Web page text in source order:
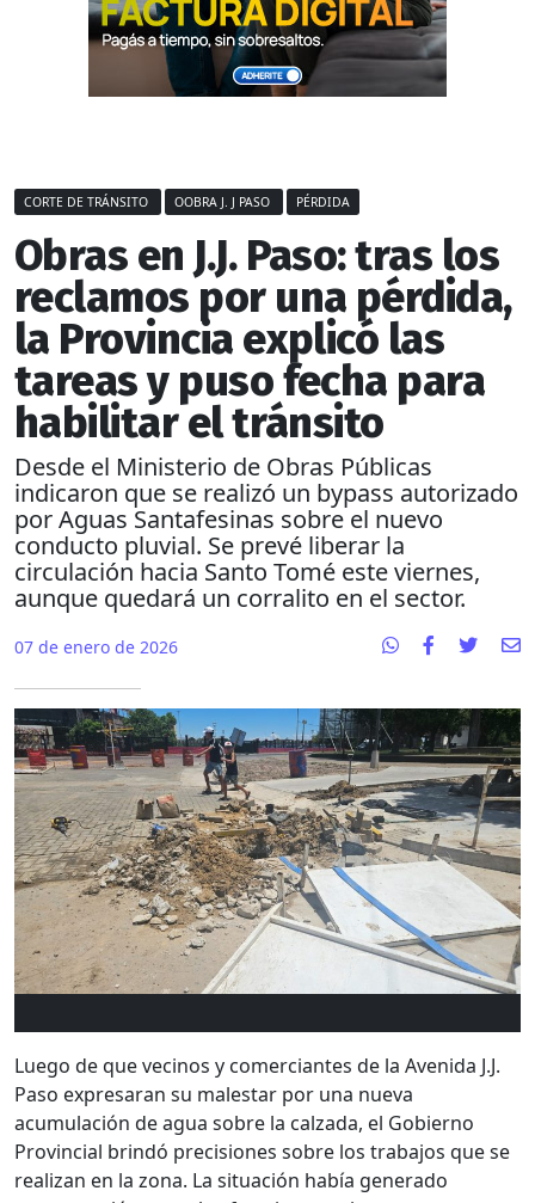
CORTE DE TRÁNSITO OOBRA J. J PASO PÉRDIDA
Obras en J.J. Paso: tras los
reclamos por una pérdida,
la Provincia explicó las
tareas y puso fecha para
habilitar el tránsito
Desde el Ministerio de Obras Públicas
indicaron que se realizó un bypass autorizado
por Aguas Santafesinas sobre el nuevo
conducto pluvial. Se prevé liberar la
circulación hacia Santo Tomé este viernes,
aunque quedará un corralito en el sector.
07 de enero de 2026
Luego de que vecinos y comerciantes de la Avenida J.J.
Paso expresaran su malestar por una nueva
acumulación de agua sobre la calzada, el Gobierno
Provincial brindó precisiones sobre los trabajos que se
realizan en la zona. La situación había generado